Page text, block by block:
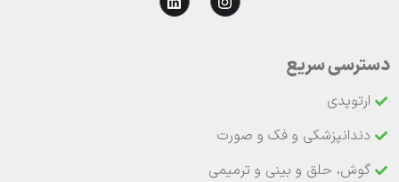
دسترسی سریع
ارتوپدی
دندانپزشکی و فک و صورت
گوش، حلق و بینی و ترمیمی